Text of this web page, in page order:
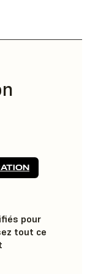
pour
tout ce